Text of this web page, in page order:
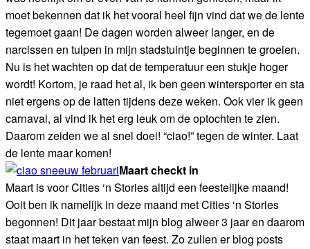
moet bekennen dat ik het vooral heel fijn vind dat we de lente
tegemoet gaan! De dagen worden alweer langer, en de
narcissen en tulpen in mijn stadstuintje beginnen te groeien.
Nu is het wachten op dat de temperatuur een stukje hoger
wordt! Kortom, je raad het al, ik ben geen wintersporter en sta
niet ergens op de latten tijdens deze weken. Ook vier ik geen
carnaval, al vind ik het erg leuk om de optochten te zien.
Daarom zeiden we al snel doei! “ciao!” tegen de winter. Laat
de lente maar komen!
Maart checkt in
Maart is voor Cities ‘n Stories altijd een feestelijke maand!
Ooit ben ik namelijk in deze maand met Cities ‘n Stories
begonnen! Dit jaar bestaat mijn blog alweer 3 jaar en daarom
staat maart in het teken van feest. Zo zullen er blog posts